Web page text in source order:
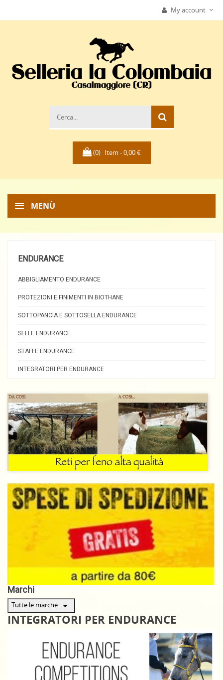
My account
(0) Item -0,00 €
MENÙ
ENDURANCE
ABBIGLIAMENTO ENDURANCE
PROTEZIONI E FINIMENTI IN BIOTHANE
SOTTOPANCIA E SOTTOSELLA ENDURANCE
SELLE ENDURANCE
STAFFE ENDURANCE
INTEGRATORI PER ENDURANCE
Marchi
Tutte le marche arrow_drop_down
INTEGRATORI PER ENDURANCE